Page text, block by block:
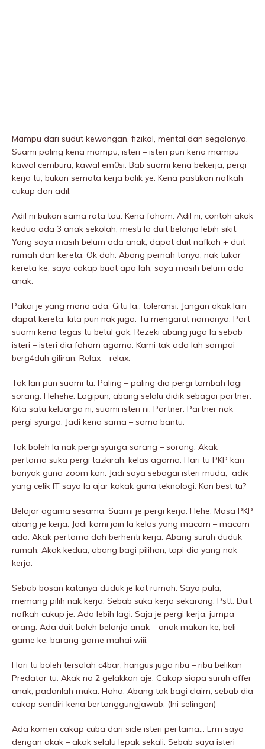
Mampu dari sudut kewangan, fizikaI, mentaI dan segalanya.
Suami paling kena mampu, isteri – isteri pun kena mampu
kawal cemburu, kawal em0si. Bab suami kena bekerja, pergi
kerja tu, bukan semata kerja balik ye. Kena pastikan nafkah
cukup dan adil.
Adil ni bukan sama rata tau. Kena faham. Adil ni, contoh akak
kedua ada 3 anak sekolah, mesti la duit belanja lebih sikit.
Yang saya masih belum ada anak, dapat duit nafkah + duit
rumah dan kereta. Ok dah. Abang pernah tanya, nak tukar
kereta ke, saya cakap buat apa lah, saya masih belum ada
anak.
Pakai je yang mana ada. Gitu la.. toleransi. Jangan akak lain
dapat kereta, kita pun nak juga. Tu mengarut namanya. Part
suami kena tegas tu betul gak. Rezeki abang juga la sebab
isteri – isteri dia faham agama. Kami tak ada lah sampai
berg4duh giliran. Relax – relax.
Tak lari pun suami tu. Paling – paling dia pergi tambah lagi
sorang. Hehehe. Lagipun, abang selalu didik sebagai partner.
Kita satu keluarga ni, suami isteri ni. Partner. Partner nak
pergi syurga. Jadi kena sama – sama bantu.
Tak boleh la nak pergi syurga sorang – sorang. Akak
pertama suka pergi tazkirah, kelas agama. Hari tu PKP kan
banyak guna zoom kan. Jadi saya sebagai isteri muda, adik
yang celik IT saya la ajar kakak guna teknologi. Kan best tu?
Belajar agama sesama. Suami je pergi kerja. Hehe. Masa PKP
abang je kerja. Jadi kami join la kelas yang macam – macam
ada. Akak pertama dah berhenti kerja. Abang suruh duduk
rumah. Akak kedua, abang bagi pilihan, tapi dia yang nak
kerja.
Sebab bosan katanya duduk je kat rumah. Saya pula,
memang pilih nak kerja. Sebab suka kerja sekarang. Pstt. Duit
nafkah cukup je. Ada lebih lagi. Saja je pergi kerja, jumpa
orang. Ada duit boleh belanja anak – anak makan ke, beli
game ke, barang game mahai wiii.
Hari tu boleh tersalah c4bar, hangus juga ribu – ribu belikan
Predator tu. Akak no 2 gelakkan aje. Cakap siapa suruh offer
anak, padanlah muka. Haha. Abang tak bagi claim, sebab dia
cakap sendiri kena bertanggungjawab. (Ini selingan)
Ada komen cakap cuba dari side isteri pertama… Erm saya
dengan akak – akak selalu lepak sekali. Sebab saya isteri